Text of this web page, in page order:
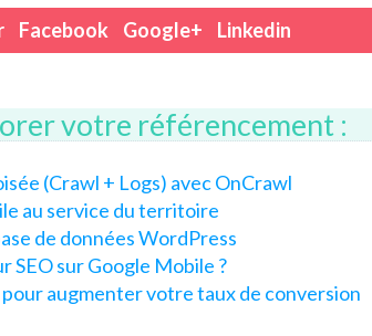
Facebook Google+ Linkedin
votre référencement :
(Crawl + Logs) avec OnCrawl
au service du territoire
de données WordPress
SEO sur Google Mobile ?
augmenter votre taux de conversion